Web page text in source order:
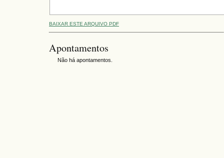
BAIXAR ESTE ARQUIVO PDF
Apontamentos
Não há apontamentos.